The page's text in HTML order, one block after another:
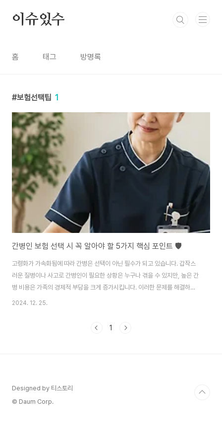
이슈있수
홈 태그 방명록
보험선택팁 1
간병인 보험 선택 시 꼭 알아야 할 5가지 핵심 포인트 🛡️
고령화가 가속화됨에 따라 간병은 선택이 아닌 필수가 되고 있습니다. 갑작스
러운 질병이나 사고로 간병인이 필요한 상황은 누구나 겪을 수 있지만, 높은 간
병 비용은 가족의 경제적 부담을 크게 증가시킵니다. 이러한 문제를 해결하기
위해 간병인 보험은 매우 중요한 선택지가 됩니다. 하지만 다양한 상품 중에서
확인해야 할 5가지 핵심 요소를 알아보세요.1. 보장 범위: 어떤 상황까지 커버
2024. 12. 25.
1
Designed by 티스토리
© Daum Corp.